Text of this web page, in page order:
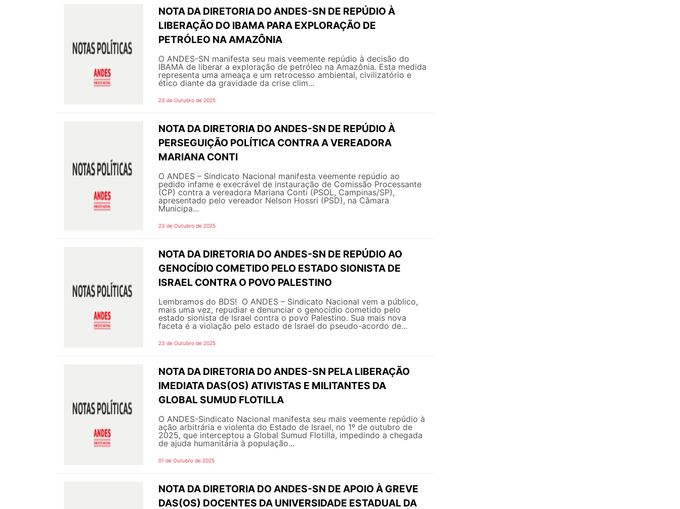
NOTA DA DIRETORIA DO ANDES-SN DE REPÚDIO À
LIBERAÇÃO DO IBAMA PARA EXPLORAÇÃO DE
PETRÓLEO NA AMAZÔNIA
O ANDES-SN manifesta seu mais veemente repúdio à decisão do
IBAMA de liberar a exploração de petróleo na Amazônia. Esta medida
representa uma ameaça e um retrocesso ambiental, civilizatório e
ético diante da gravidade da crise clim...
23 de Outubro de 2025
NOTA DA DIRETORIA DO ANDES-SN DE REPÚDIO À
PERSEGUIÇÃO POLÍTICA CONTRA A VEREADORA
MARIANA CONTI
O ANDES – Sindicato Nacional manifesta veemente repúdio ao
pedido infame e execrável de instauração de Comissão Processante
(CP) contra a vereadora Mariana Conti (PSOL, Campinas/SP),
apresentado pelo vereador Nelson Hossri (PSD), na Câmara
Municipa...
23 de Outubro de 2025
NOTA DA DIRETORIA DO ANDES-SN DE REPÚDIO AO
GENOCÍDIO COMETIDO PELO ESTADO SIONISTA DE
ISRAEL CONTRA O POVO PALESTINO
Lembramos do BDS! O ANDES – Sindicato Nacional vem a público,
mais uma vez, repudiar e denunciar o genocídio cometido pelo
estado sionista de Israel contra o povo Palestino. Sua mais nova
faceta é a violação pelo estado de Israel do pseudo-acordo de...
23 de Outubro de 2025
NOTA DA DIRETORIA DO ANDES-SN PELA LIBERAÇÃO
IMEDIATA DAS(OS) ATIVISTAS E MILITANTES DA
GLOBAL SUMUD FLOTILLA
O ANDES-Sindicato Nacional manifesta seu mais veemente repúdio à
ação arbitrária e violenta do Estado de Israel, no 1º de outubro de
2025, que interceptou a Global Sumud Flotilla, impedindo a chegada
de ajuda humanitária à população...
01 de Outubro de 2025
NOTA DA DIRETORIA DO ANDES-SN DE APOIO À GREVE
DAS(OS) DOCENTES DA UNIVERSIDADE ESTADUAL DA